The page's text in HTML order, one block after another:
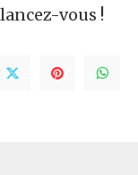
vous !